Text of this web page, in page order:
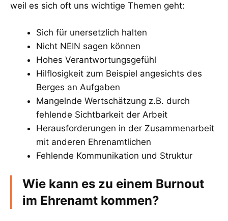
weil es sich oft uns wichtige Themen geht:
Sich für unersetzlich halten
Nicht NEIN sagen können
Hohes Verantwortungsgefühl
Hilflosigkeit zum Beispiel angesichts des
Berges an Aufgaben
Mangelnde Wertschätzung z.B. durch
fehlende Sichtbarkeit der Arbeit
Herausforderungen in der Zusammenarbeit
mit anderen Ehrenamtlichen
Fehlende Kommunikation und Struktur
Wie kann es zu einem Burnout
im Ehrenamt kommen?